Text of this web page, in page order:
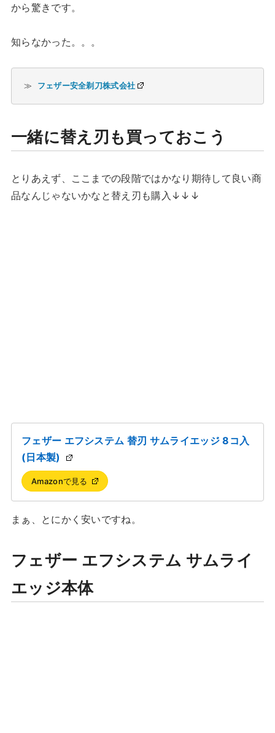
から驚きです。
知らなかった。。。
≫ フェザー安全剃刀株式会社
一緒に替え刃も買っておこう
とりあえず、ここまでの段階ではかなり期待して良い商
品なんじゃないかなと替え刃も購入↓↓↓
フェザー エフシステム 替刃 サムライエッジ 8コ入
(日本製)
Amazonで見る
まぁ、とにかく安いですね。
フェザー エフシステム サムライ
エッジ本体